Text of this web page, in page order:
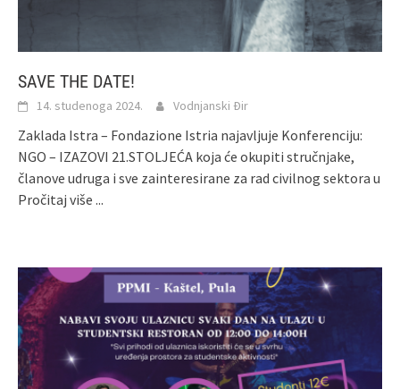
SAVE THE DATE!
14. studenoga 2024. Vodnjanski Đir
Zaklada Istra – Fondazione Istria najavljuje Konferenciju:
NGO – IZAZOVI 21.STOLJEĆA koja će okupiti stručnjake,
članove udruga i sve zainteresirane za rad civilnog sektora u
Pročitaj više ...